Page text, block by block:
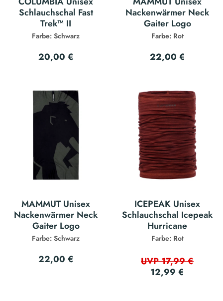
Schlauchschal Fast
Trek™ II
Farbe: Schwarz
20,00 €
Nackenwärmer Neck
Gaiter Logo
Farbe: Rot
22,00 €
MAMMUT Unisex
Nackenwärmer Neck
Gaiter Logo
Farbe: Schwarz
22,00 €
ICEPEAK Unisex
Schlauchschal Icepeak
Hurricane
Farbe: Rot
UVP 17,99 €
12,99 €